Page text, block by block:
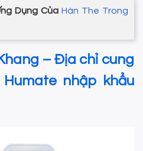
Dụng Của Hàn The Trong
– Địa chỉ cung
nhập khẩu